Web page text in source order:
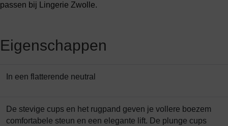
passen bij Lingerie Zwolle.
Eigenschappen
In een flatterende neutral
De stevige cups en het rugpand geven je vollere boezem
comfortabele steun en een elegante lift. De plunge cups